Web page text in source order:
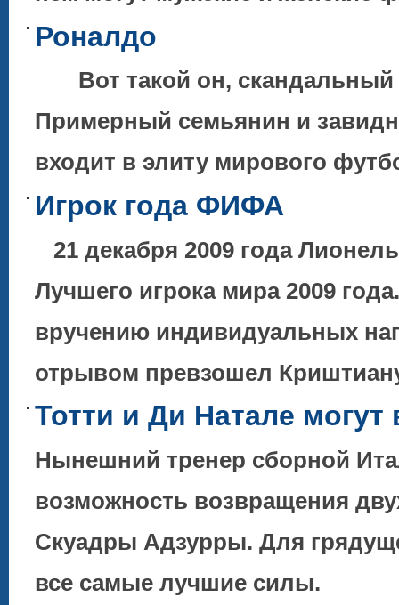
Роналдо
Вот такой он, скандальный
Примерный семьянин и
входит в элиту мирового
Игрок года ФИФА
21 декабря 2009 года
Лучшего игрока мира 2009
вручению индивидуальных
отрывом превзошел
Тотти и Ди Натале
Нынешний тренер сборной
возможность возвращения
Скуадры Адзурры. Для
все самые лучшие силы.